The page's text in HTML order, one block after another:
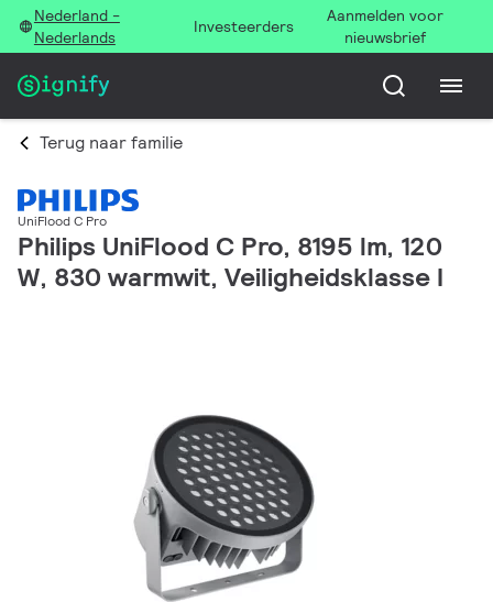
Nederland -
Nederlands
Investeerders
Aanmelden voor
nieuwsbrief
Terug naar familie
UniFlood C Pro
Philips UniFlood C Pro, 8195 lm, 120
W, 830 warmwit, Veiligheidsklasse I